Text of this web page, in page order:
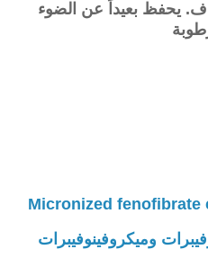
يحفظ بعيداً عن الضوء
Micronized fenofibrate
وميكروفينوفيبرات